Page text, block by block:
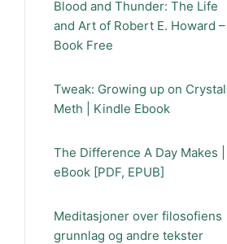
Blood and Thunder: The Life
and Art of Robert E. Howard –
Book Free
Tweak: Growing up on Crystal
Meth | Kindle Ebook
The Difference A Day Makes |
eBook [PDF, EPUB]
Meditasjoner over filosofiens
grunnlag og andre tekster